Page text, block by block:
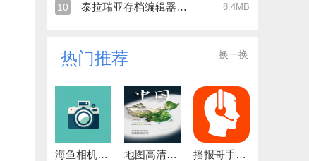
10 泰拉瑞亚存档编辑器官网版 8.4MB
热门推荐 换一换
海鱼相机手机正版 地图高清卫星地图安卓官方版 播报哥手机免费版